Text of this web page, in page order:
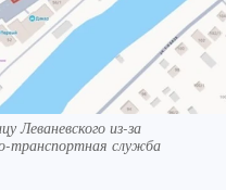
Леваневского из-за
транспортная служба